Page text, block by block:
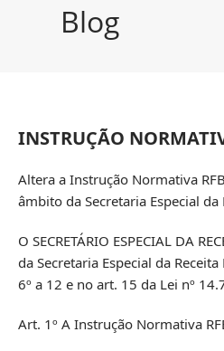
Blog
INSTRUÇÃO
Altera a Instrução Normativa
âmbito da Secretaria Especial
O SECRETÁRIO ESPECIAL DA
da Secretaria Especial da
6º a 12 e no art. 15 da Lei nº
Art. 1º A Instrução Normativa